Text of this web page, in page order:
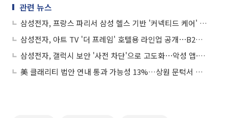
관련 뉴스
삼성전자, 프랑스 파리서 삼성 헬스 기반 '커넥티드 케어' 선보여
삼성전자, 아트 TV '더 프레임' 호텔용 라인업 공개⋯B2B 공략
삼성전자, 갤럭시 보안 '사전 차단'으로 고도화⋯악성 앱·메시지·보이스피싱 대응 강화
美 클래리티 법안 연내 통과 가능성 13%…상원 문턱서 제동